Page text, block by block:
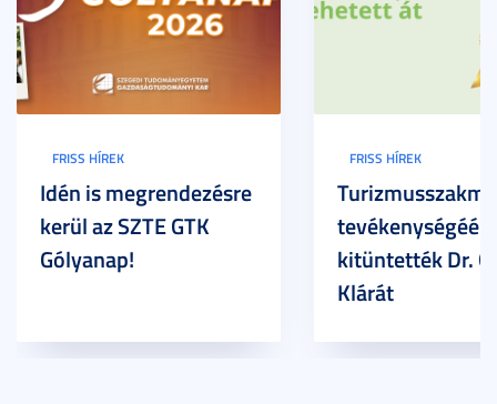
FRISS HÍREK
Idén is megrendezésre
kerül az SZTE GTK
Gólyanap!
FRISS HÍREK
tevékenységéért
kitüntették Dr.
Klárát